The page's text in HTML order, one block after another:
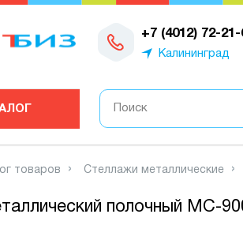
+7 (4012) 72-21-
Калининград
товаров Стеллажи металлические
полочный МС-